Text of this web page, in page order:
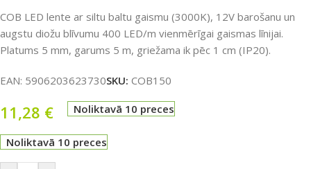
COB LED lente ar siltu baltu gaismu (3000K), 12V barošanu un
augstu diožu blīvumu 400 LED/m vienmērīgai gaismas līnijai.
Platums 5 mm, garums 5 m, griežama ik pēc 1 cm (IP20).
EAN: 5906203623730SKU: COB150
11,28 € Noliktavā 10 preces
Noliktavā 10 preces